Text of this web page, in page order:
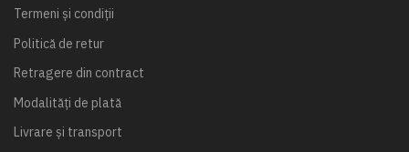
Termeni și condiții
Politică de retur
Retragere din contract
Modalități de plată
Livrare și transport